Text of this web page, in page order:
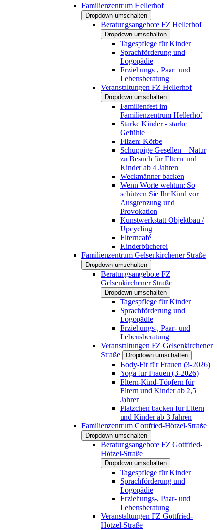
Familienzentrum Hellerhof
Dropdown umschalten
Beratungsangebote FZ Hellerhof
Dropdown umschalten
Tagespflege für Kinder
Sprachförderung und
Logopädie
Erziehungs-, Paar- und
Lebensberatung
Veranstaltungen FZ Hellerhof
Dropdown umschalten
Familienfest im
Familienzentrum Hellerhof
Starke Kinder - starke
Gefühle
Filzen: Körbe
Schuppige Gesellen – Natur
zu Besuch für Eltern und
Kinder ab 4 Jahren
Weckmänner backen
Wenn Worte wehtun: So
schützen Sie Ihr Kind vor
Ausgrenzung und
Provokation
Kunstwerkstatt Objektbau /
Upcycling
Elterncafé
Kinderbücherei
Familienzentrum Gelsenkirchener Straße
Dropdown umschalten
Beratungsangebote FZ
Gelsenkirchener Straße
Dropdown umschalten
Tagespflege für Kinder
Sprachförderung und
Logopädie
Erziehungs-, Paar- und
Lebensberatung
Veranstaltungen FZ Gelsenkirchener
Straße
Dropdown umschalten
Body-Fit für Frauen (3-2026)
Yoga für Frauen (3-2026)
Eltern-Kind-Töpfern für
Eltern und Kinder ab 2,5
Jahren
Plätzchen backen für Eltern
und Kinder ab 3 Jahren
Familienzentrum Gottfried-Hötzel-Straße
Dropdown umschalten
Beratungsangebote FZ Gottfried-
Hötzel-Straße
Dropdown umschalten
Tagespflege für Kinder
Sprachförderung und
Logopädie
Erziehungs-, Paar- und
Lebensberatung
Veranstaltungen FZ Gottfried-
Hötzel-Straße